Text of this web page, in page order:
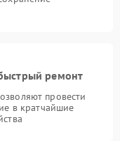
ремонт
провести
в кратчайшие